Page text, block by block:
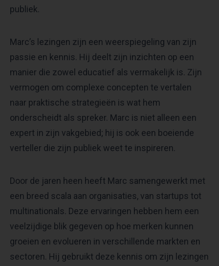
publiek.
Marc’s lezingen zijn een weerspiegeling van zijn
passie en kennis. Hij deelt zijn inzichten op een
manier die zowel educatief als vermakelijk is. Zijn
vermogen om complexe concepten te vertalen
naar praktische strategieën is wat hem
onderscheidt als spreker. Marc is niet alleen een
expert in zijn vakgebied; hij is ook een boeiende
verteller die zijn publiek weet te inspireren.
Door de jaren heen heeft Marc samengewerkt met
een breed scala aan organisaties, van startups tot
multinationals. Deze ervaringen hebben hem een
veelzijdige blik gegeven op hoe merken kunnen
groeien en evolueren in verschillende markten en
sectoren. Hij gebruikt deze kennis om zijn lezingen